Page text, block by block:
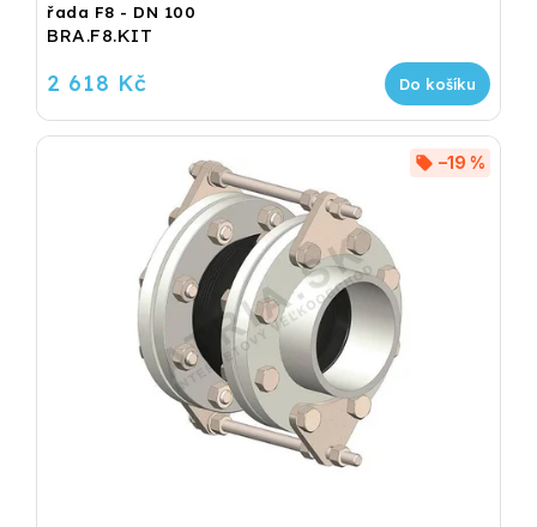
řada F8 - DN 100
BRA.F8.KIT
2 618 Kč Do košíku
–19 %